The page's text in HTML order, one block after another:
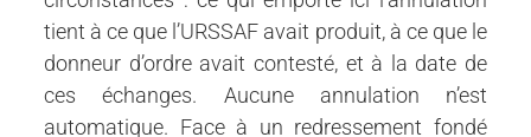
tient à ce que l’URSSAF avait produit, à ce que le
donneur d’ordre avait contesté, et à la date de
ces échanges. Aucune annulation n’est
automatique. Face à un redressement fondé